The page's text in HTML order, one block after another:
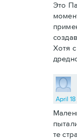
Это
Хотя
April
те